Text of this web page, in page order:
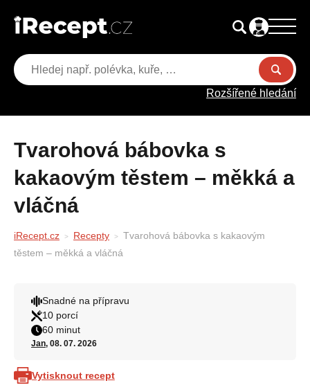
Rozšířené hledání
Tvarohová bábovka s
kakaovým těstem – měkká a
vláčná
iRecept.cz Recepty
Tvarohová bábovka s kakaovým
těstem – měkká a vláčná
Snadné na přípravu
10 porcí
60 minut
Jan, 08. 07. 2026
Vytisknout recept